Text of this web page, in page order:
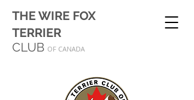
THE WIRE FOX
TERRIER
CLUB OF CANADA